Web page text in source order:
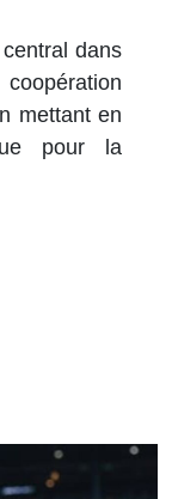
dans
mettant en
pour la